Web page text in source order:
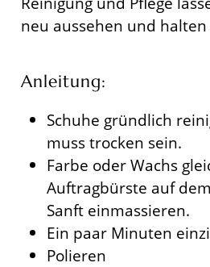
neu aussehen und
Anleitung:
Schuhe gründlich
muss trocken sein.
Farbe oder Wachs
Auftragbürste auf
Sanft einmassieren.
Ein paar Minuten
Polieren